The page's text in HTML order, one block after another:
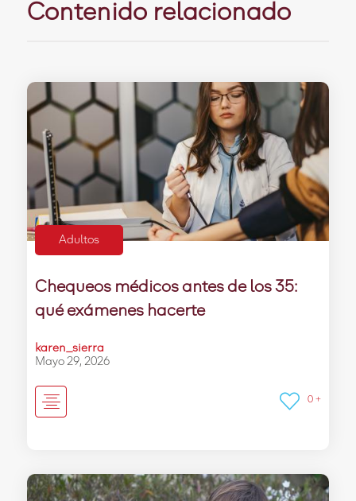
Contenido relacionado
Adultos
Chequeos médicos antes de los 35:
qué exámenes hacerte
karen_sierra
Mayo 29, 2026
0 +